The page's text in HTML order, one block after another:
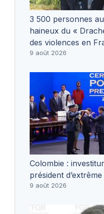
3 500 personnes
haineux du «
des violences en
9 août 2026
Colombie :
président
9 août 2026